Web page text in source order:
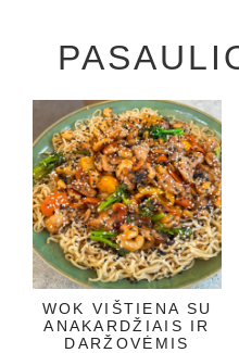
WOK VIŠTIENA SU
ANAKARDŽIAIS IR
DARŽOVĖMIS